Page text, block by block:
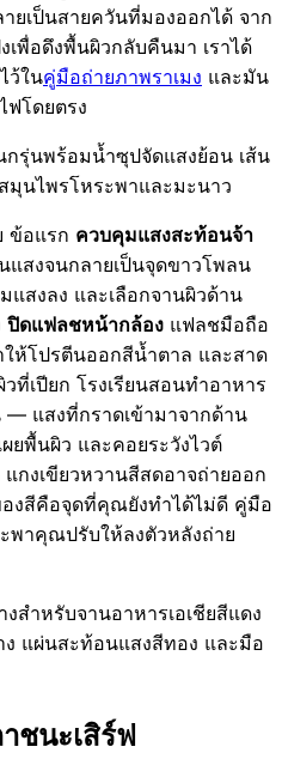
ยเป็นสายควันที่มองออกได้ จาก
พื่อดึงพื้นผิวกลับคืนมา เราได้
ว้ในคู่มือถ่ายภาพราเมง และมัน
ฟโดยตรง
กรุ่นพร้อมน้ำซุปจัดแสงย้อน เส้น
มุนไพรโหระพาและมะนาว
ข้อแรก ควบคุมแสงสะท้อนจ้า
สงจนกลายเป็นจุดขาวโพลน
สงลง และเลือกจานผิวด้าน
ปิดแฟลชหน้ากล้อง แฟลชมือถือ
ห้โปรตีนออกสีน้ำตาล และสาด
ที่เปียก โรงเรียนสอนทำอาหาร
แสงที่กราดเข้ามาจากด้าน
ยพื้นผิว และคอยระวังไวต์
กงเขียวหวานสีสดอาจถ่ายออก
งสีคือจุดที่คุณยังทำได้ไม่ดี คู่มือ
ะพาคุณปรับให้ลงตัวหลังถ่าย
สำหรับจานอาหารเอเชียสีแดง
แผ่นสะท้อนแสงสีทอง และมือ
ชนะเสิร์ฟ